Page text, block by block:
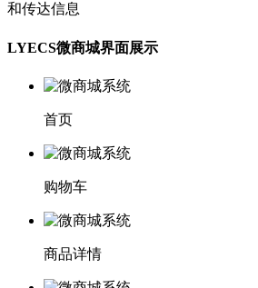
和传达信息
LYECS微商城界面展示
首页
购物车
商品详情